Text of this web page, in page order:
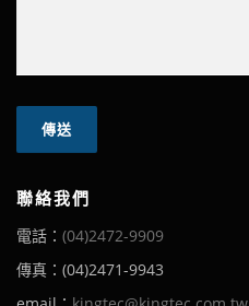
聯絡我們
電話： (04)2472-9909
傳真：(04)2471-9943